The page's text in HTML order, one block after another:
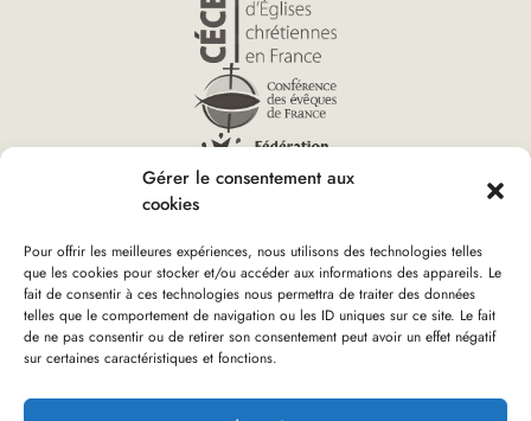
Gérer le consentement aux
cookies
Pour offrir les meilleures expériences, nous utilisons des technologies telles
que les cookies pour stocker et/ou accéder aux informations des appareils. Le
fait de consentir à ces technologies nous permettra de traiter des données
telles que le comportement de navigation ou les ID uniques sur ce site. Le fait
de ne pas consentir ou de retirer son consentement peut avoir un effet négatif
sur certaines caractéristiques et fonctions.
Vous êtes ici :
Accueil»Église verte ‑ Familles»Outils animateurs
Mentions Légales